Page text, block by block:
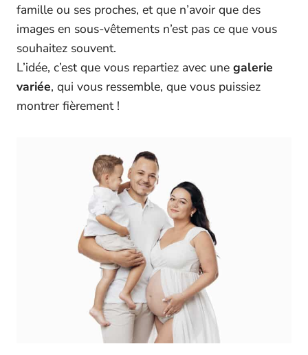
famille ou ses proches, et que n’avoir que des
images en sous-vêtements n’est pas ce que vous
souhaitez souvent.
L’idée, c’est que vous repartiez avec une galerie
variée, qui vous ressemble, que vous puissiez
montrer fièrement !